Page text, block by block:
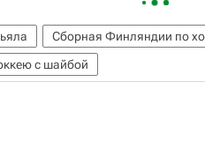
Сборная Финляндии по
с шайбой